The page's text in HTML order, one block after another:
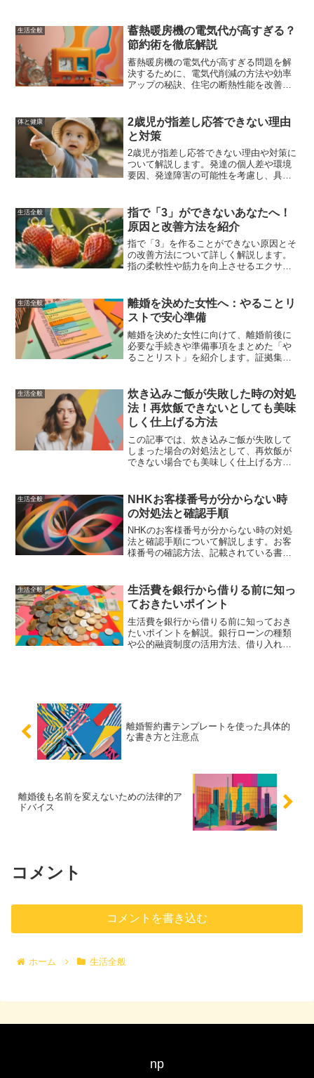
が得られるでしょう。
生活全般
蓄熱暖房機の電気代が高すぎる？
節約術を徹底解説
蓄熱暖房機の電気代が高すぎる問題を解
決するために、電気代削減の方法や効率
アップの秘訣、住宅の断熱性能を改善す
介しました。これらの情報を参考にし
て、暖かさを保ちながら電気代を抑える
方法を見つけてください。
体と健康
2歳児が指差し応答できない理由
と対策
2歳児が指差し応答できない理由や対策に
ついて解説します。発達の個人差や環境
要因、発達障害の可能性を考慮し、具体
経験談も参考にしながら、お子さんの成
長を見守りましょう。
生活全般
指で「3」ができないあなたへ！
原因と改善方法を紹介
指で「3」を作ることができない原因とそ
の改善方法について詳しく解説します。
指の柔軟性や筋力を向上させるエクササ
し、指の健康を取り戻すためのヒントを
お届けします。
生活全般
離婚を決めた女性へ：やることリ
ストで安心準備
離婚を決めた女性に向けて、離婚前後に
必要な手続きや準備事項をまとめた「や
ることリスト」を紹介します。証拠集め
して新しい生活に向けた心構えまで、具
体的なステップを詳しく解説します。
生活全般
炊き込みご飯が失敗した時の対処
法！再炊飯できないとしても美味
しく仕上げる方法
この記事では、炊き込みご飯が失敗して
しまった場合の対処法として、再炊飯が
できない場合でも美味しく仕上げる方法
芯が残ったご飯の修正方法、炊き込みご
飯を再度美味しくするテクニックを紹介
しています。失敗を防ぐための作り方も
提案していますので、次回の炊飯に役立
ててください。
生活全般
NHKお客様番号が分からない時
の対処法と確認手順
NHKのお客様番号が分からない時の対処
法と確認手順について解説します。お客
様番号の確認方法、記載されている書
ます。
生活全般
生活費を銀行から借りる前に知っ
ておきたいポイント
生活費を銀行から借りる前に知っておき
たいポイントを解説。銀行ローンの種類
や公的融資制度の活用方法、借り入れの
離婚誓約書テンプレートを使った具体的
な書き方と注意点
離婚後も名前を変えないための法律的ア
ドバイス
コメント
コメントを書き込む
ホーム 生活全般
np